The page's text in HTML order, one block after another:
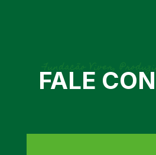
Fundação Viver,
FALE